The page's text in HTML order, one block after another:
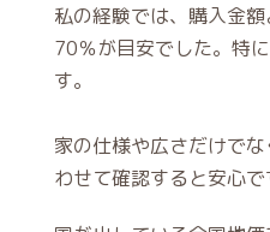
私の経験では、購入金
70％が目安でした。特
す。
家の仕様や広さだけで
わせて確認すると安心で